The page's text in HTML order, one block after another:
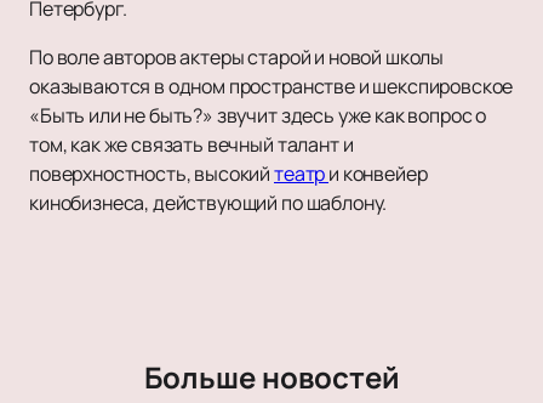
Петербург.
По воле авторов актеры старой и новой школы
оказываются в одном пространстве и шекспировское
«Быть или не быть?» звучит здесь уже как вопрос о
том, как же связать вечный талант и
поверхностность, высокийтеатри конвейер
кинобизнеса, действующий по шаблону.
Больше новостей